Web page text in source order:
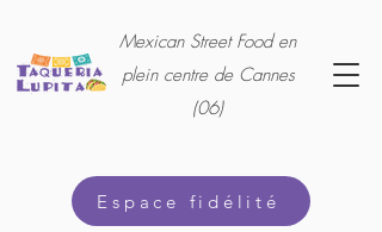
Mexican Street Food en
plein centre de Cannes
(06)
Espace fidélité